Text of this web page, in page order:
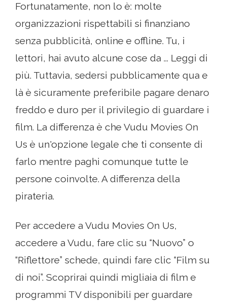
Fortunatamente, non lo è: molte
organizzazioni rispettabili si finanziano
senza pubblicità, online e offline. Tu, i
lettori, hai avuto alcune cose da ... Leggi di
più. Tuttavia, sedersi pubblicamente qua e
là è sicuramente preferibile pagare denaro
freddo e duro per il privilegio di guardare i
film. La differenza è che Vudu Movies On
Us è un'opzione legale che ti consente di
farlo mentre paghi comunque tutte le
persone coinvolte. A differenza della
pirateria.
Per accedere a Vudu Movies On Us,
accedere a Vudu, fare clic su “Nuovo” o
“Riflettore” schede, quindi fare clic “Film su
di noi”. Scoprirai quindi migliaia di film e
programmi TV disponibili per guardare